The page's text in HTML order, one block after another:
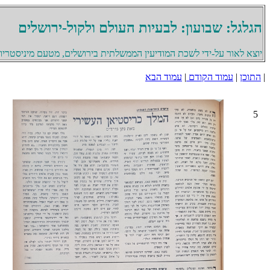
הגלגל: שבועון: לבעיות העולם ולקול-ירושלים
יוצא לאור על-ידי לשכת המודיעין הממשלתית בירושלים, מטעם
| התוכן | עמוד הקודם | עמוד הבא
5